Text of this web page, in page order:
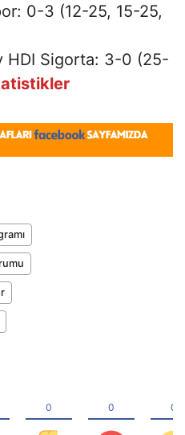
0-3 (12-25, 15-25,
HDI Sigorta: 3-0 (25-